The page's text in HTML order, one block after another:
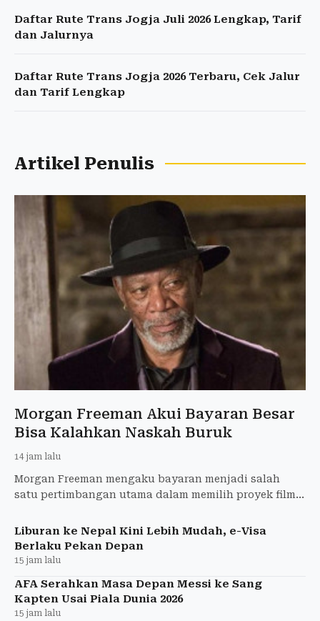
Daftar Rute Trans Jogja Juli 2026 Lengkap, Tarif
dan Jalurnya
Daftar Rute Trans Jogja 2026 Terbaru, Cek Jalur
dan Tarif Lengkap
Artikel Penulis
Morgan Freeman Akui Bayaran Besar
Bisa Kalahkan Naskah Buruk
14 jam lalu
Morgan Freeman mengaku bayaran menjadi salah
satu pertimbangan utama dalam memilih proyek film.
menjelang penay
Liburan ke Nepal Kini Lebih Mudah, e-Visa
Berlaku Pekan Depan
15 jam lalu
AFA Serahkan Masa Depan Messi ke Sang
Kapten Usai Piala Dunia 2026
15 jam lalu